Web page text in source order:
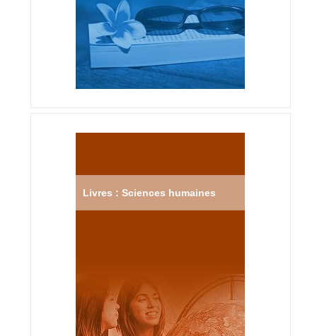
Livres : Sciences humaines